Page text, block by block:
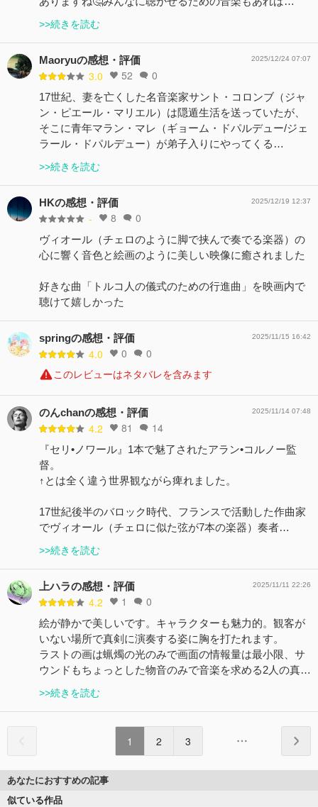
>>続きを読む
Maoryuの感想・評価
3.0 52 0
2025/12/24 07:07
17世紀、妻を亡くした名音楽家サント・コロンブ（ジャ
ン・ピエール・マリエル）は隠遁生活を送っていたが、
そこに青年マラン・マレ（ギョーム・ドパルデュー/ジェ
ラール・ドパルデュー）が弟子入りにやってくる…
>>続きを読む
HKの感想・評価
- 8 0
2025/12/19 12:37
ヴィオール（チェロのように脚で挟んで奏でる楽器）の
心に響く音色と絵画のように美しい映像に癒されました
好きな曲「トルコ人の儀式のための行進曲」を映画内で
聴けて嬉しかった
springの感想・評価
4.0 0 0
2025/11/15 16:42
このレビューはネタバレを含みます
のんchanの感想・評価
4.2 81 14
2025/11/14 07:48
『セリ•ノワール』1本で魅了されたアラン•コルノー監
督。
↑とは全く違う世界観ながら痺れました。
17世紀後半のバロック時代、フランスで活動した作曲家
でヴィオール（チェロに似た弦が7本の楽器）奏者…
>>続きを読む
上ハラの感想・評価
4.2 1 0
2025/11/11 22:26
絵が静かで美しいです。キャラクターも魅力的。観客が
いない場所で真剣に演奏する姿に胸を打たれます。
ラストの画は蝋燭の光のみで画面の情報量は最小限、サ
ウンドもちょっとした物音のみで音楽を求める2人の真…
>>続きを読む
1 2 3
あなたにおすすめの記事
似ている作品